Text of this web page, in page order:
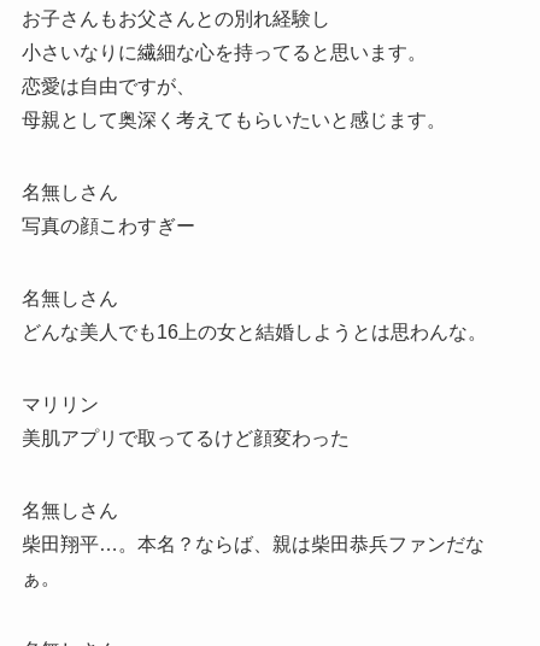
お子さんもお父さんとの別れ経験し
小さいなりに繊細な心を持ってると思います。
恋愛は自由ですが、
母親として奥深く考えてもらいたいと感じます。
名無しさん
写真の顔こわすぎー
名無しさん
どんな美人でも16上の女と結婚しようとは思わんな。
マリリン
美肌アプリで取ってるけど顔変わった
名無しさん
柴田翔平…。本名？ならば、親は柴田恭兵ファンだな
ぁ。